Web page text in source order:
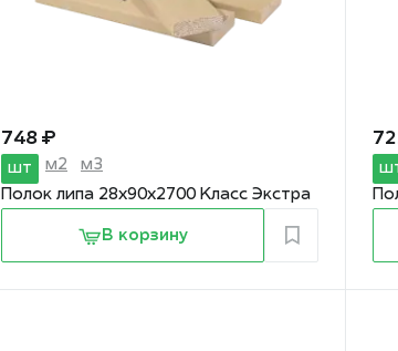
748 ₽
шт м2
м3
Полок липа 28х90х2700 Класс Экстра
В корзину